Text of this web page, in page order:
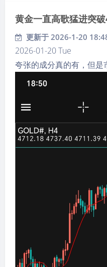
我现在知道了，直
体这一项应该就可
非常不错。
现在基本上都是说
够。哎呀，我的妈
的。
黄金一直高歌猛进突
更新于 2026-1-20
2026-01-20 Tue
夸张的成分真的有，但是